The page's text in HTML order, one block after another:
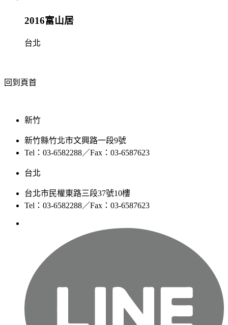
2016富山居
台北
回到頁首
新竹
新竹縣竹北市文興路一段9號
Tel：03-6582288／Fax：03-6587623
台北
台北市民權東路三段37號10樓
Tel：03-6582288／Fax：03-6587623